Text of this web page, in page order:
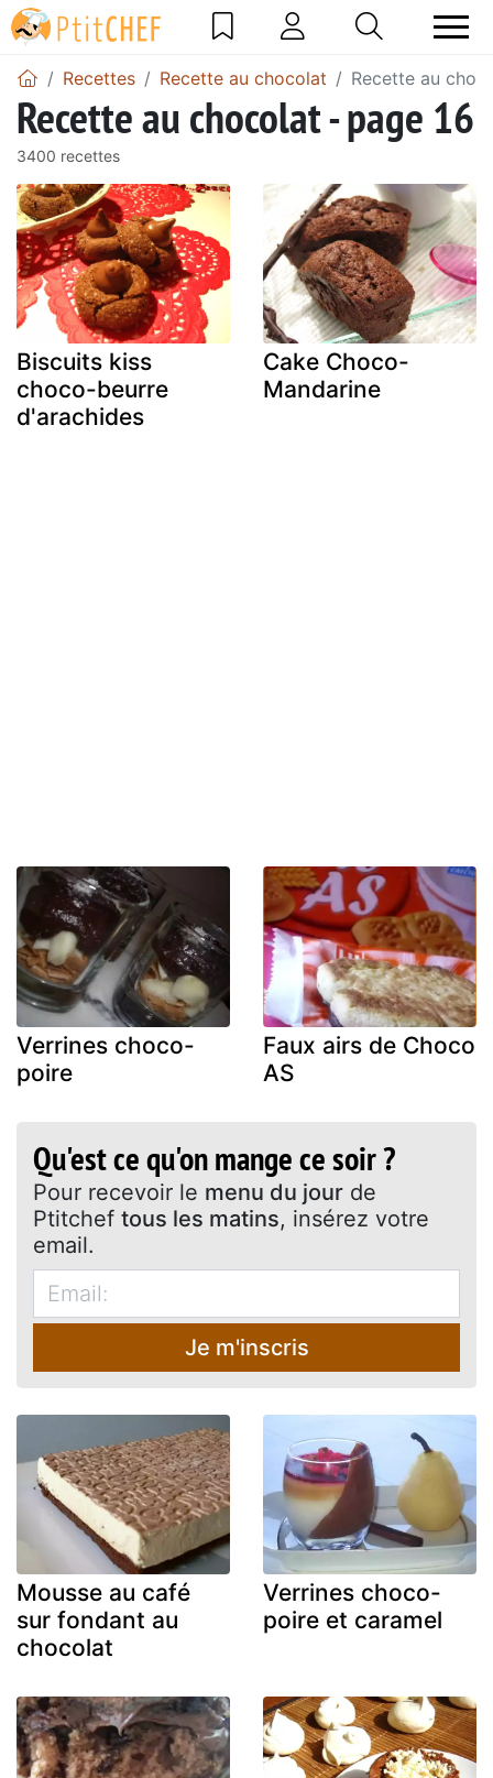
Recettes Recette au chocolat Recette au
Recette au chocolat - page 16
3400 recettes
Biscuits kiss
choco-beurre
d'arachides
Cake Choco-
Mandarine
Verrines choco-
poire
Faux airs de Choco
AS
Qu'est ce qu'on mange ce soir ?
Pour recevoir le menu du jour de
Ptitchef tous les matins, insérez votre
email.
Je m'inscris
Mousse au café
sur fondant au
chocolat
Verrines choco-
poire et caramel